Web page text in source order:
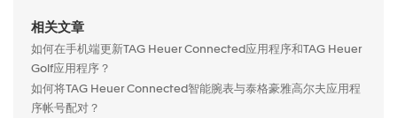
相关文章
如何在手机端更新TAG Heuer Connected应用程序和TAG Heuer
Golf应用程序？
如何将TAG Heuer Connected智能腕表与泰格豪雅高尔夫应用程
序帐号配对？